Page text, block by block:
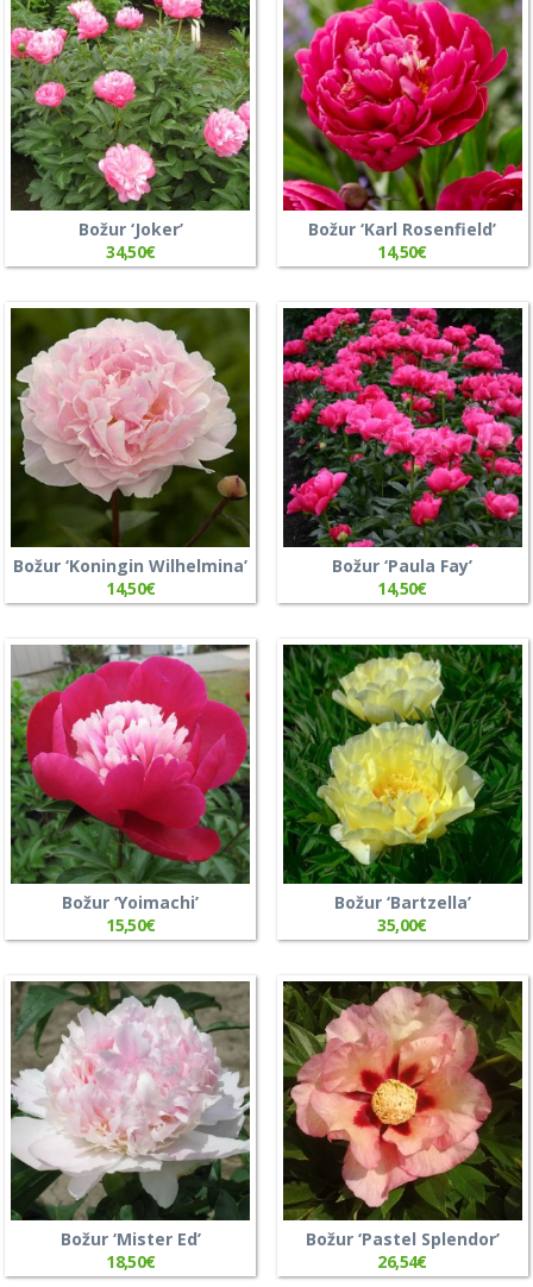
Božur ‘Joker’
34,50€
Božur ‘Karl Rosenfield’
14,50€
Božur ‘Koningin Wilhelmina’
14,50€
Božur ‘Paula Fay’
14,50€
Božur ‘Yoimachi’
15,50€
Božur ‘Bartzella’
35,00€
Božur ‘Mister Ed’
18,50€
Božur ‘Pastel Splendor’
26,54€